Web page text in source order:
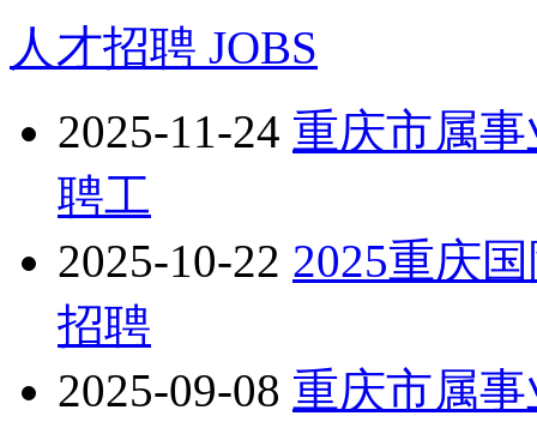
人才招聘 JOBS
2025-11-24 重庆市属
聘工
2025-10-22 2025重庆
招聘
2025-09-08 重庆市属